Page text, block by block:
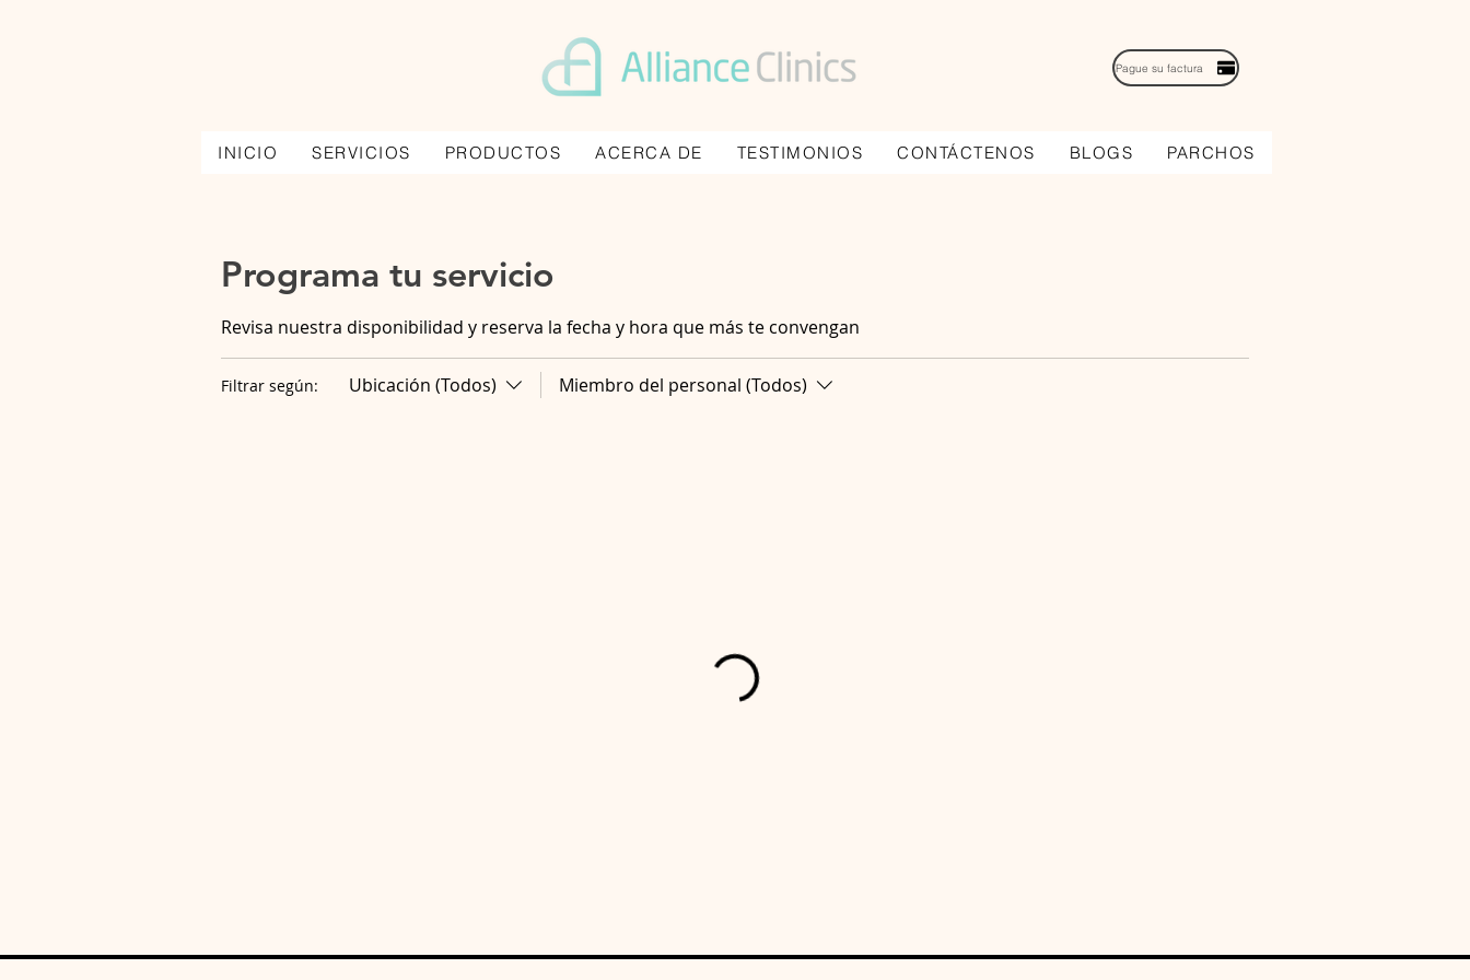
Pague su factura
INICIO SERVICIOS PRODUCTOS ACERCA DE TESTIMONIOS CONTÁCTENOS BLOGS PARCHOS
Programa tu servicio
Revisa nuestra disponibilidad y reserva la fecha y hora que más te convengan
Filtrar según: Ubicación (Todos) Miembro del personal (Todos)